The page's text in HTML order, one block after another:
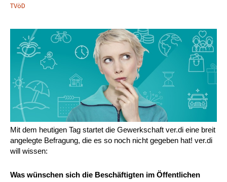
TVöD
Mit dem heutigen Tag startet die Gewerkschaft ver.di eine breit
angelegte Befragung, die es so noch nicht gegeben hat! ver.di
will wissen:
Was wünschen sich die Beschäftigten im Öffentlichen